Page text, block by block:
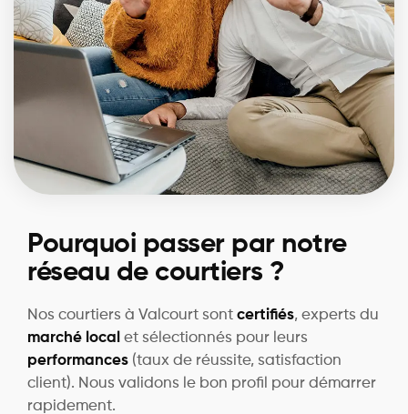
Pourquoi passer par notre
réseau de courtiers ?
Nos courtiers à Valcourt sont certifiés, experts du
marché local et sélectionnés pour leurs
performances (taux de réussite, satisfaction
client). Nous validons le bon profil pour démarrer
rapidement.